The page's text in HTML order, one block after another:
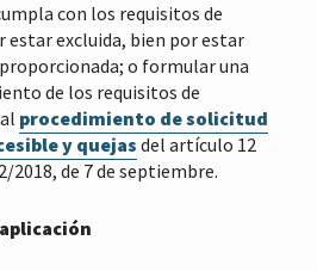
con los requisitos de
estar excluida, bien por estar
o formular una
de los requisitos de
procedimiento de solicitud
y quejas del artículo 12
2018, de 7 de septiembre.